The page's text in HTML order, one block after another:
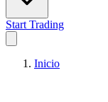
Start Trading
Inicio